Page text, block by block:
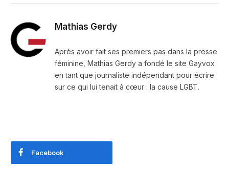
Mathias Gerdy
Après avoir fait ses premiers pas dans la presse
féminine, Mathias Gerdy a fondé le site Gayvox
en tant que journaliste indépendant pour écrire
sur ce qui lui tenait à cœur : la cause LGBT.
Facebook